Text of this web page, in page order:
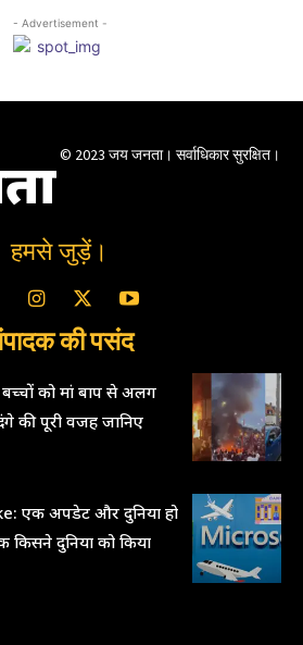
- Advertisement -
© 2023 जय जनता। सर्वाधिकार सुरक्षित।
हमसे जुड़ें।
की पसंद
को मां बाप से अलग
की पूरी वजह जानिए
एक अपडेट और दुनिया हो
दुनिया को किया